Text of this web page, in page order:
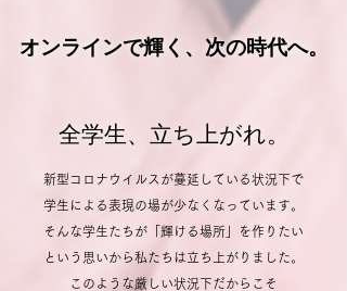
オンラインで輝く、次の時代へ。
新型コロナウイルスが蔓延している状況下で
学生による表現の場が少なくなっています。
そんな学生たちが「輝ける場所」を作りたい
という思いから私たちは立ち上がりました。
このような厳しい状況下だからこそ
​全学生、立ち上がれ。